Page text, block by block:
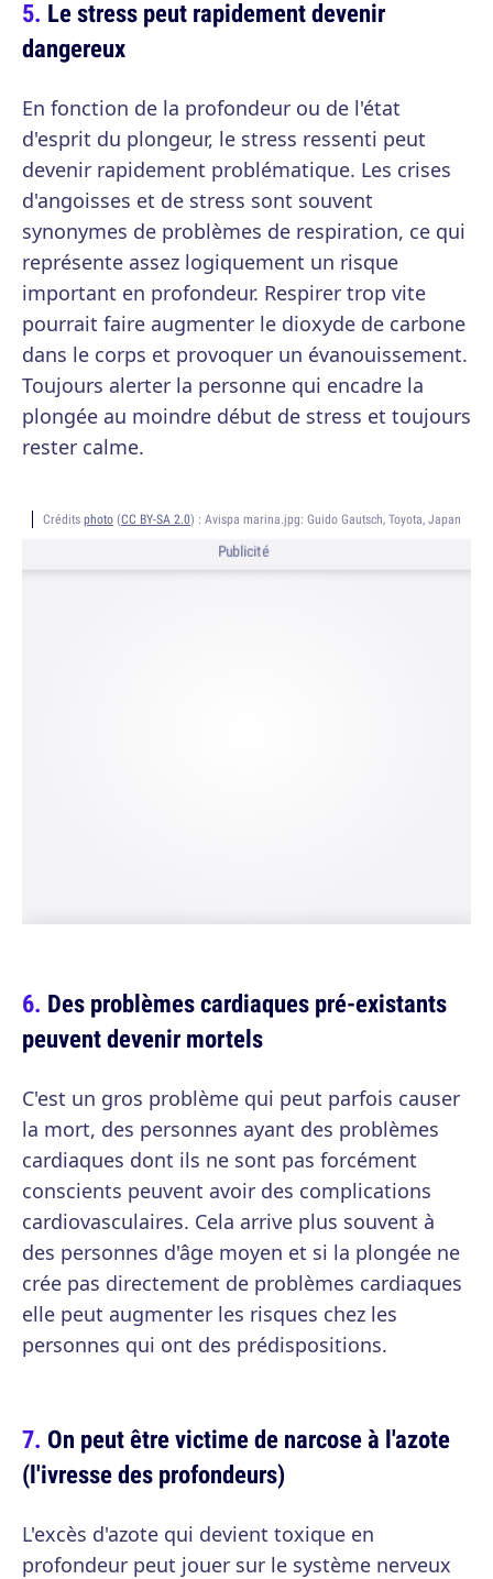
Le stress peut rapidement devenir
dangereux
En fonction de la profondeur ou de l'état
d'esprit du plongeur, le stress ressenti peut
devenir rapidement problématique. Les crises
d'angoisses et de stress sont souvent
synonymes de problèmes de respiration, ce qui
représente assez logiquement un risque
important en profondeur. Respirer trop vite
pourrait faire augmenter le dioxyde de carbone
dans le corps et provoquer un évanouissement.
Toujours alerter la personne qui encadre la
plongée au moindre début de stress et toujours
rester calme.
Crédits photo (CC BY-SA 2.0) : Avispa marina.jpg: Guido Gautsch, Toyota, Japan
Publicité
Des problèmes cardiaques pré-existants
peuvent devenir mortels
C'est un gros problème qui peut parfois causer
la mort, des personnes ayant des problèmes
cardiaques dont ils ne sont pas forcément
conscients peuvent avoir des complications
cardiovasculaires. Cela arrive plus souvent à
des personnes d'âge moyen et si la plongée ne
crée pas directement de problèmes cardiaques
elle peut augmenter les risques chez les
personnes qui ont des prédispositions.
On peut être victime de narcose à l'azote
(l'ivresse des profondeurs)
L'excès d'azote qui devient toxique en
profondeur peut jouer sur le système nerveux